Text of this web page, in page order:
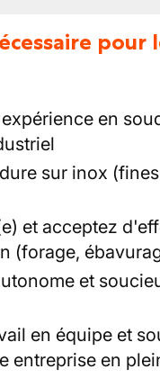
pour
en
sur inox
et acceptez
(forage,
et
en équipe et
entreprise en